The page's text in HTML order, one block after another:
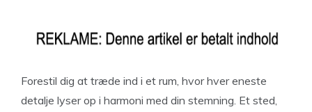
Forestil dig at træde ind i et rum, hvor hver eneste
detalje lyser op i harmoni med din stemning. Et sted,